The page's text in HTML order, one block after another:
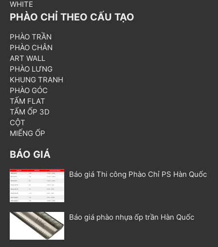
WHITE
PHÀO CHỈ THEO CẤU TẠO
PHÀO TRẦN
PHÀO CHÂN
ART WALL
PHÀO LƯNG
KHUNG TRANH
PHÀO GÓC
TẤM FLAT
TẤM ỐP 3D
CỘT
MIẾNG ỐP
BÁO GIÁ
Báo giá Thi công Phào Chỉ PS Hàn Quốc
Báo giá phào nhựa ốp trần Hàn Quốc